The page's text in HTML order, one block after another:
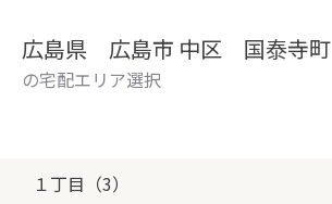
広島県 広島市 中区 国泰寺町
の宅配エリア選択
１丁目（3）